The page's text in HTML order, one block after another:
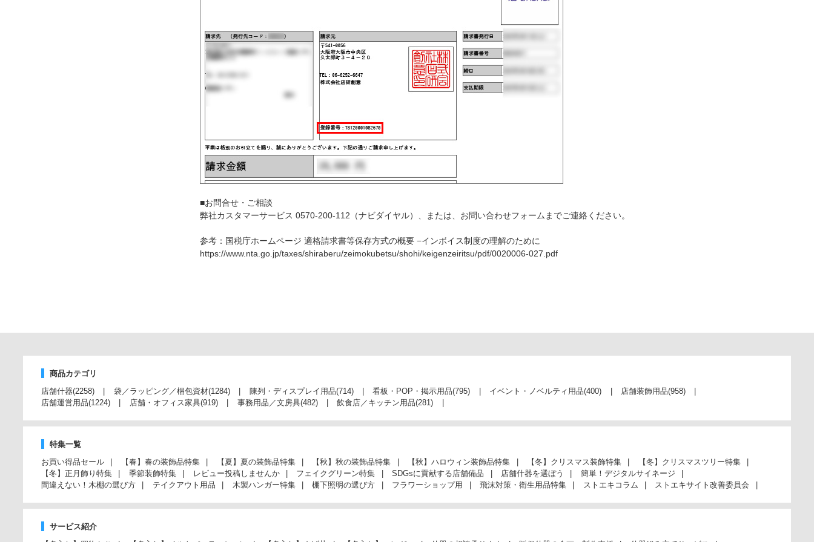
■お問合せ・ご相談
弊社カスタマーサービス 0570-200-112（ナビダイヤル）、または、お問い合わせフォームまでご連絡ください。
参考：国税庁ホームページ 適格請求書等保存方式の概要 −インボイス制度の理解のために
https://www.nta.go.jp/taxes/shiraberu/zeimokubetsu/shohi/keigenzeiritsu/pdf/0020006-027.pdf
商品カテゴリ
店舗什器(2258) 袋／ラッピング／梱包資材(1284) 陳列・ディスプレイ用品(714) 看板・POP・掲示用品(795) イベント・ノベルティ用品(400) 店舗装飾用品(958)
店舗運営用品(1224) 店舗・オフィス家具(919) 事務用品／文房具(482) 飲食店／キッチン用品(281)
特集一覧
お買い得品セール
【春】春の装飾品特集 【夏】夏の装飾品特集 【秋】秋の装飾品特集 【秋】ハロウィン装飾品特集 【冬】クリスマス装飾特集
【冬】クリスマスツリー特集
【冬】正月飾り特集
季節装飾特集 レビュー投稿しませんか フェイクグリーン特集 SDGsに貢献する店舗備品 店舗什器を選ぼう
簡単！デジタルサイネージ
間違えない！木棚の選び方
テイクアウト用品 木製ハンガー特集 棚下照明の選び方 フラワーショップ用 飛沫対策・衛生用品特集 ストエキコラム ストエキサイト改善委員会
サービス紹介